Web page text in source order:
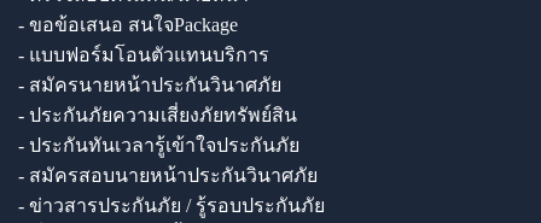
- ขอข้อเสนอ สนใจPackage
- แบบฟอร์มโอนตัวแทนบริการ
- สมัครนายหน้าประกันวินาศภัย
- ประกันภัยความเสี่ยงภัยทรัพย์สิน
- ประกันทันเวลารู้เข้าใจประกันภัย
- สมัครสอบนายหน้าประกันวินาศภัย
- ข่าวสารประกันภัย / รู้รอบประกันภัย